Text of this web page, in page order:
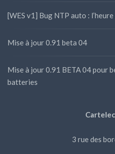
[WES v1] Bug NTP auto :
Mise à jour 0.91 beta 04
Mise à jour 0.91 BETA 04 pour
batteries
3 rue des